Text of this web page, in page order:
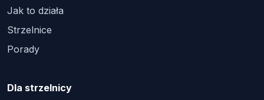
Jak to działa
Strzelnice
Porady
Dla strzelnicy